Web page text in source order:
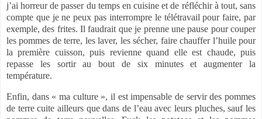
j’ai horreur de passer du temps en cuisine et de réfléchir à tout, sans
compte que je ne peux pas interrompre le télétravail pour faire, par
exemple, des frites. Il faudrait que je prenne une pause pour couper
les pommes de terre, les laver, les sécher, faire chauffer l’huile pour
la première cuisson, puis revienne quand elle est chaude, puis
repasse les sortir au bout de six minutes et augmenter la
température.
Enfin, dans « ma culture », il est impensable de servir des pommes
de terre cuite ailleurs que dans de l’eau avec leurs pluches, sauf les